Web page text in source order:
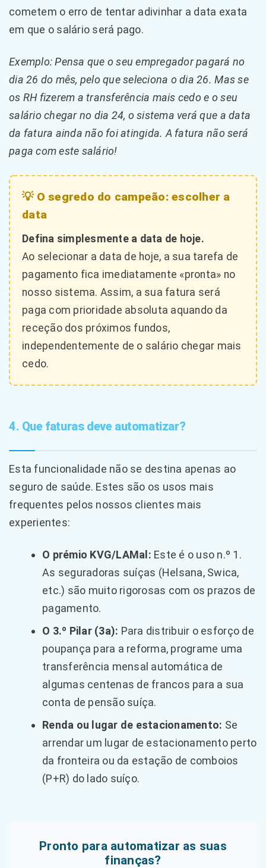
cometem o erro de tentar adivinhar a data exata
em que o salário será pago.
Exemplo: Pensa que o seu empregador pagará no
dia 26 do mês, pelo que seleciona o dia 26. Mas se
os RH fizerem a transferência mais cedo e o seu
salário chegar no dia 24, o sistema verá que a data
da fatura ainda não foi atingida. A fatura não será
paga com este salário!
💡 O segredo do campeão: escolher a
data
Defina simplesmente a data de hoje.
Ao selecionar a data de hoje, a sua tarefa de
pagamento fica imediatamente «pronta» no
nosso sistema. Assim, a sua fatura será
paga com prioridade absoluta aquando da
receção dos próximos fundos,
independentemente de o salário chegar mais
cedo.
4. Que faturas deve automatizar?
Esta funcionalidade não se destina apenas ao
seguro de saúde. Estes são os usos mais
frequentes pelos nossos clientes mais
experientes:
O prémio KVG/LAMal: Este é o uso n.º 1.
As seguradoras suíças (Helsana, Swica,
etc.) são muito rigorosas com os prazos de
pagamento.
O 3.º Pilar (3a): Para distribuir o esforço de
poupança para a reforma, programe uma
transferência mensal automática de
algumas centenas de francos para a sua
conta de pensão suíça.
Renda ou lugar de estacionamento: Se
arrendar um lugar de estacionamento perto
da fronteira ou da estação de comboios
(P+R) do lado suíço.
Pronto para automatizar as suas
finanças?